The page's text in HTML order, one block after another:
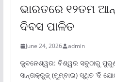
ଭାରତରେ ୧୨ତମ
ଦିବସ ପାଳିତ
June 24, 2026 admin
ଭୁବନେଶ୍ୱର: ବିଶ୍ୱର ସବୁଠାରୁ
ସାନ୍ତାକ୍ରୁଜ୍ (ମୁମ୍ବାଇ) ସ୍ଥିତ ‘ଦି